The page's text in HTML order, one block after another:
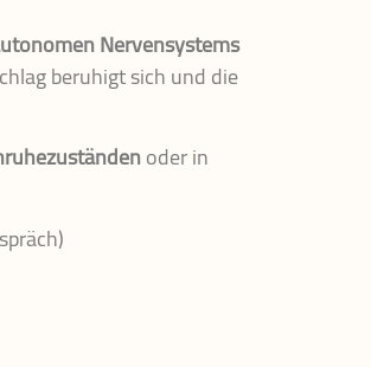
Nervensystems
beruhigt sich und die
oder in